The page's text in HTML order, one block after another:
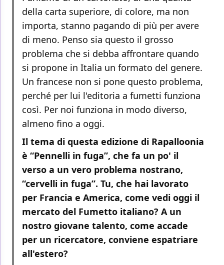
della carta superiore, di colore, ma non
importa, stanno pagando di più per avere
di meno. Penso sia questo il grosso
problema che si debba affrontare quando
si propone in Italia un formato del genere.
Un francese non si pone questo problema,
perché per lui l'editoria a fumetti funziona
così. Per noi funziona in modo diverso,
almeno fino a oggi.
Il tema di questa edizione di Rapalloonia
è “Pennelli in fuga”, che fa un po' il
verso a un vero problema nostrano,
“cervelli in fuga”. Tu, che hai lavorato
per Francia e America, come vedi oggi il
mercato del Fumetto italiano? A un
nostro giovane talento, come accade
per un ricercatore, conviene espatriare
all'estero?